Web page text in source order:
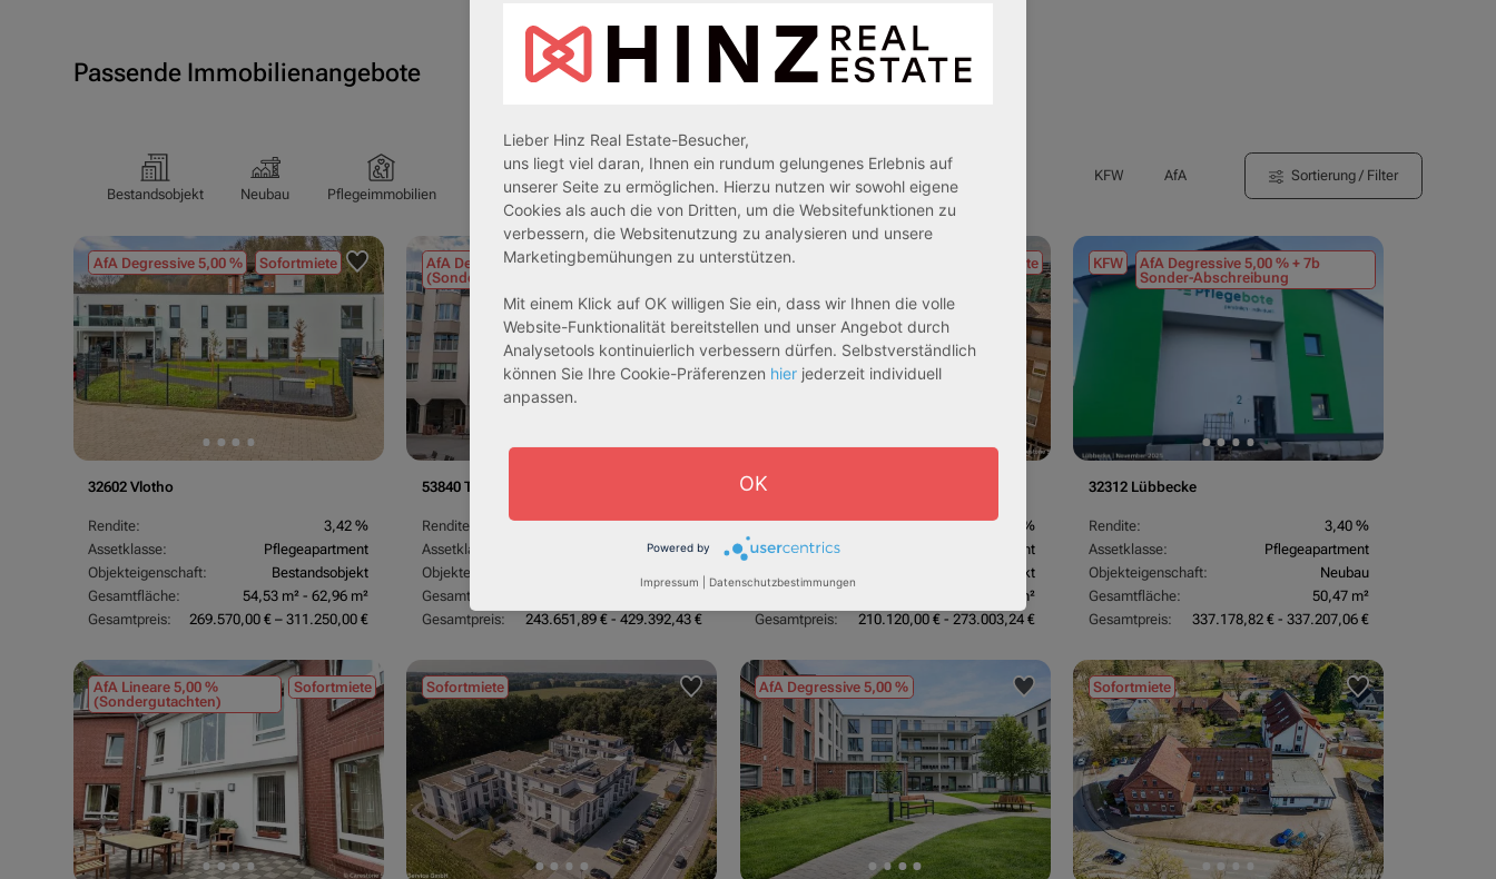
Passende Immobilienangebote
Bestandsobjekt Neubau Pflegeimmobilien Pflegeapartments Senioren-/Betreutes Wohnen
KFW AfA Sortierung / Filter
AfA Degressive 5,00 % Sofortmiete
32602 Vlotho
Rendite:
3,42 %
Assetklasse:
Pflegeapartment
Objekteigenschaft:
Bestandsobjekt
Gesamtfläche:
54,53 m² - 62,96 m²
Gesamtpreis:
269.570,00 € – 311.250,00 €
AfA Degressive 5,00 %
(Sondergutachten)
Sofortmiete
53840 Troisdorf
Rendite:
3,70 %
Assetklasse:
Betreutes Wohnen
Objekteigenschaft:
Gesamtfläche:
Gesamtpreis:
243.651,89 € - 429.392,43 €
AfA Lineare 5,00 %
Sofortmiete
53840 Troisdorf
Rendite:
3,70 %
Assetklasse:
Pflegeapartment
Bestandsobjekt
75,17 m² - 97,67 m²
Gesamtpreis:
210.120,00 € - 273.003,24 €
KFW
AfA Degressive 5,00 % + 7b
Sonder-Abschreibung
32312 Lübbecke
Rendite:
3,40 %
Assetklasse:
Pflegeapartment
Objekteigenschaft:
Neubau
Gesamtfläche:
50,47 m²
Gesamtpreis:
337.178,82 € - 337.207,06 €
AfA Lineare 5,00 %
(Sondergutachten)
Sofortmiete Sofortmiete AfA Degressive 5,00 % Sofortmiete
Lieber Hinz Real Estate-Besucher,
uns liegt viel daran, Ihnen ein rundum gelungenes Erlebnis auf
unserer Seite zu ermöglichen. Hierzu nutzen wir sowohl eigene
Cookies als auch die von Dritten, um die Websitefunktionen zu
verbessern, die Websitenutzung zu analysieren und unsere
Marketingbemühungen zu unterstützen.
Mit einem Klick auf OK willigen Sie ein, dass wir Ihnen die volle
Website-Funktionalität bereitstellen und unser Angebot durch
Analysetools kontinuierlich verbessern dürfen. Selbstverständlich
können Sie Ihre Cookie-Präferenzen hier jederzeit individuell
anpassen.
OK
Powered by
Impressum Datenschutzbestimmungen